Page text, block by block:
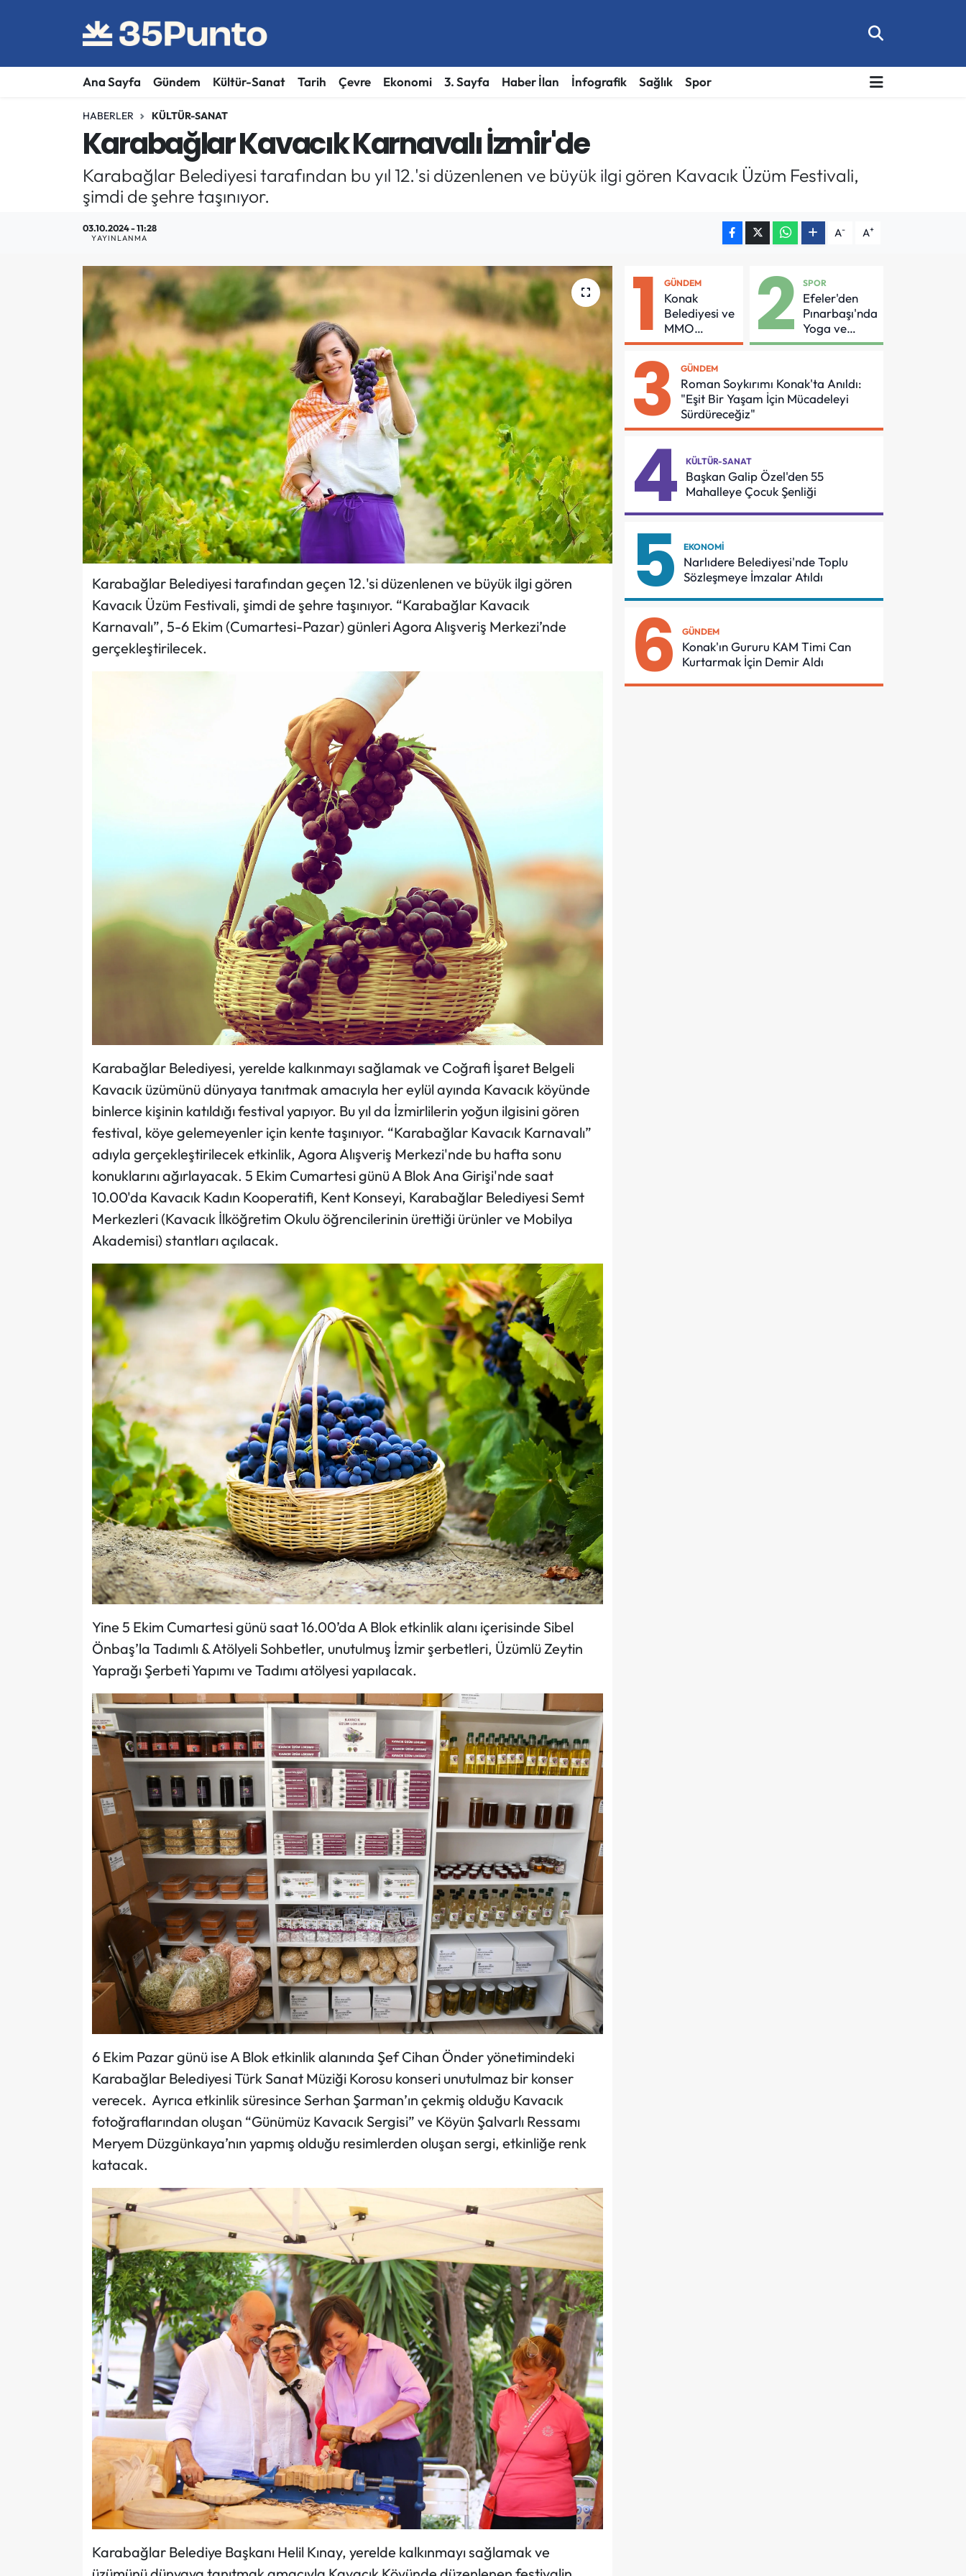
Ana Sayfa Gündem Kültür-Sanat Tarih Çevre Ekonomi 3. Sayfa Haber İlan İnfografik Sağlık Spor
HABERLER KÜLTÜR-SANAT
Karabağlar Kavacık Karnavalı İzmir'de
Karabağlar Belediyesi tarafından bu yıl 12.'si düzenlenen ve büyük ilgi gören Kavacık Üzüm Festivali,
şimdi de şehre taşınıyor.
03.10.2024 - 11:28
YAYINLANMA A- A+
Karabağlar Belediyesi tarafından geçen 12.'si düzenlenen ve büyük ilgi gören
Kavacık Üzüm Festivali, şimdi de şehre taşınıyor. “Karabağlar Kavacık
Karnavalı”, 5-6 Ekim (Cumartesi-Pazar) günleri Agora Alışveriş Merkezi’nde
gerçekleştirilecek.
Karabağlar Belediyesi, yerelde kalkınmayı sağlamak ve Coğrafi İşaret Belgeli
Kavacık üzümünü dünyaya tanıtmak amacıyla her eylül ayında Kavacık köyünde
binlerce kişinin katıldığı festival yapıyor. Bu yıl da İzmirlilerin yoğun ilgisini gören
festival, köye gelemeyenler için kente taşınıyor. “Karabağlar Kavacık Karnavalı”
adıyla gerçekleştirilecek etkinlik, Agora Alışveriş Merkezi'nde bu hafta sonu
konuklarını ağırlayacak. 5 Ekim Cumartesi günü A Blok Ana Girişi'nde saat
10.00'da Kavacık Kadın Kooperatifi, Kent Konseyi, Karabağlar Belediyesi Semt
Merkezleri (Kavacık İlköğretim Okulu öğrencilerinin ürettiği ürünler ve Mobilya
Akademisi) stantları açılacak.
Yine 5 Ekim Cumartesi günü saat 16.00’da A Blok etkinlik alanı içerisinde Sibel
Önbaş’la Tadımlı & Atölyeli Sohbetler, unutulmuş İzmir şerbetleri, Üzümlü Zeytin
Yaprağı Şerbeti Yapımı ve Tadımı atölyesi yapılacak.
6 Ekim Pazar günü ise A Blok etkinlik alanında Şef Cihan Önder yönetimindeki
Karabağlar Belediyesi Türk Sanat Müziği Korosu konseri unutulmaz bir konser
verecek. Ayrıca etkinlik süresince Serhan Şarman’ın çekmiş olduğu Kavacık
fotoğraflarından oluşan “Günümüz Kavacık Sergisi” ve Köyün Şalvarlı Ressamı
Meryem Düzgünkaya’nın yapmış olduğu resimlerden oluşan sergi, etkinliğe renk
katacak.
Karabağlar Belediye Başkanı Helil Kınay, yerelde kalkınmayı sağlamak ve
1 GÜNDEM
Konak
Belediyesi ve
MMO
Arasında
Güvenliği İçin
Önemli
Protokol
2 SPOR
Efeler'den
Pınarbaşı'nda
Yoga ve
Pilates
3 GÜNDEM
Roman Soykırımı Konak'ta Anıldı:
"Eşit Bir Yaşam İçin Mücadeleyi
Sürdüreceğiz"
4 KÜLTÜR-SANAT
Başkan Galip Özel'den 55
Mahalleye Çocuk Şenliği
5 EKONOMI
Narlıdere Belediyesi'nde Toplu
Sözleşmeye İmzalar Atıldı
6 GÜNDEM
Konak'ın Gururu KAM Timi Can
Kurtarmak İçin Demir Aldı